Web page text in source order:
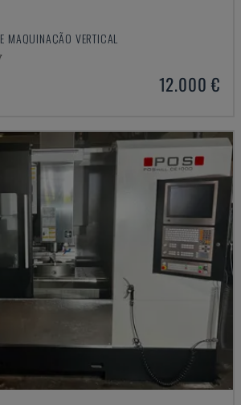
MAQUINAÇÃO VERTICAL
12.000 €